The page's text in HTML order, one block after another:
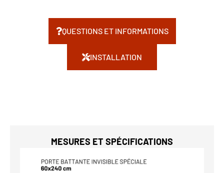
QUESTIONS ET INFORMATIONS
INSTALLATION
MESURES ET SPÉCIFICATIONS